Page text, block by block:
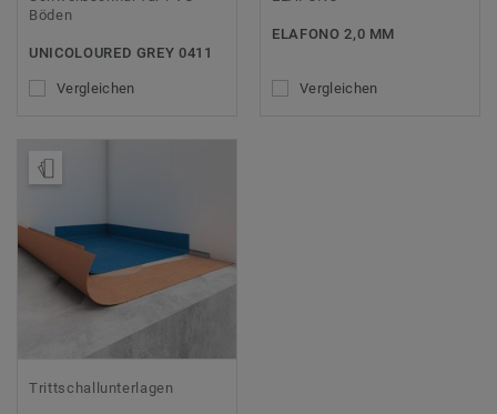
Böden
UNICOLOURED GREY 0411
Vergleichen
ELAFONO 2,0 MM
Vergleichen
Trittschallunterlagen